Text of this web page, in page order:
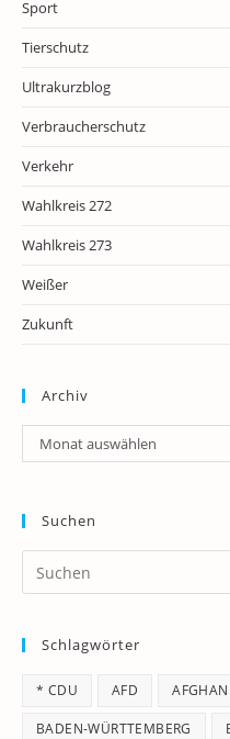
Sport
Tierschutz
Ultrakurzblog
Verbraucherschutz
Verkehr
Wahlkreis 272
Wahlkreis 273
Weißer
Zukunft
Archiv
Archiv
Monat auswählen
Suchen
Schlagwörter
* CDU AFD
BADEN-WÜRTTEMBERG